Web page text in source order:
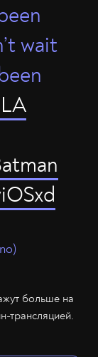
wait
больше на
трансляцией.